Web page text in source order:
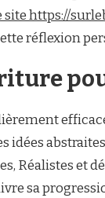
site https://
réflexion
idées
Réalistes et
sa